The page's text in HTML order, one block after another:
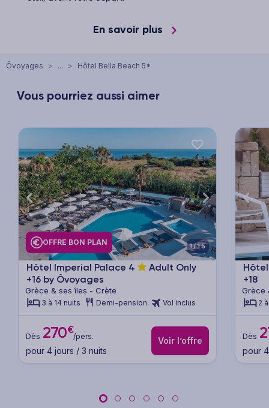
En savoir plus
Ôvoyages > ... > Hôtel Bella Beach 5*
Vous pourriez aussi aimer
Previous Next
OFFRE BON PLAN 1/15
Hôtel Imperial Palace 4
Adult Only
+16 by Ôvoyages
Grèce & ses îles - Crète
3 à 14 nuits Demi-pension Vol inclus
Dès 270€
/pers.
pour 4 jours / 3 nuits
Voir l’offre
+18
Grèce
2
Dès
pour